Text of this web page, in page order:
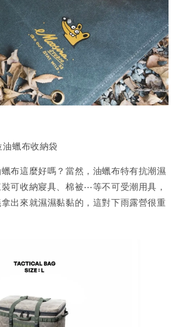
蠟布收納袋
布這麼好嗎？當然，油蠟布特有抗潮濕
可收納寢具、棉被⋯等不可受潮用具，
出來就濕濕黏黏的，這對下雨露營很重